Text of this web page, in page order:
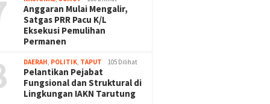
Anggaran Mulai Mengalir,
Satgas PRR Pacu K/L
Eksekusi Pemulihan
Permanen
DAERAH, POLITIK, TAPUT 105 Dilihat
Pelantikan Pejabat
Fungsional dan Struktural di
Lingkungan IAKN Tarutung